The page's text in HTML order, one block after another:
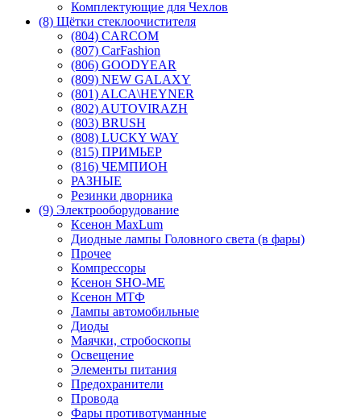
Комплектующие для Чехлов
(8) Щётки стеклоочистителя
(804) CARCOM
(807) CarFashion
(806) GOODYEAR
(809) NEW GALAXY
(801) ALCA\HEYNER
(802) AUTOVIRAZH
(803) BRUSH
(808) LUCKY WAY
(815) ПРИМЬЕР
(816) ЧЕМПИОН
РАЗНЫЕ
Резинки дворника
(9) Электрооборудование
Ксенон MaxLum
Диодные лампы Головного света (в фары)
Прочее
Компрессоры
Ксенон SHO-ME
Ксенон МТФ
Лампы автомобильные
Диоды
Маячки, стробоскопы
Освещение
Элементы питания
Предохранители
Провода
Фары противотуманные